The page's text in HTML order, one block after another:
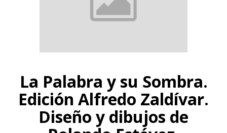
La Palabra y su Sombra.
Edición Alfredo Zaldívar.
Diseño y dibujos de